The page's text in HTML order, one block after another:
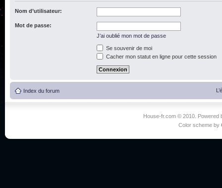
Nom d’utilisateur:
Mot de passe:
J’ai oublié mon mot de passe
Se souvenir de moi
Cacher mon statut en ligne pour cette session
Index du forum
House-fr.com © 2010. Powered
Color scheme by